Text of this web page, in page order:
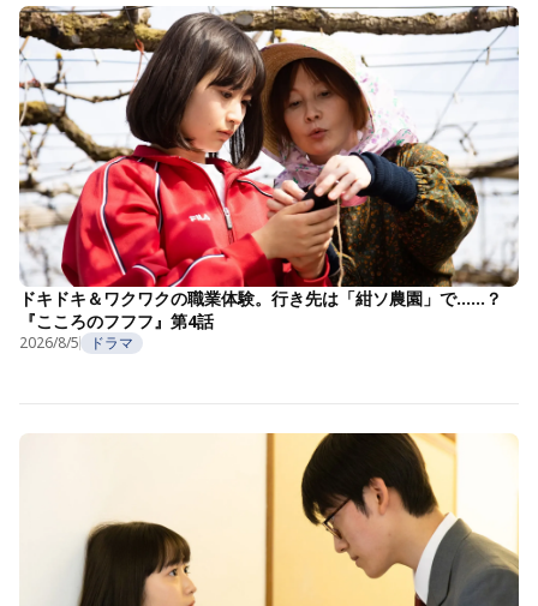
ドキドキ＆ワクワクの職業体験。行き先は「紺ソ農園」で……？
『こころのフフフ』第4話
2026/8/5 ドラマ